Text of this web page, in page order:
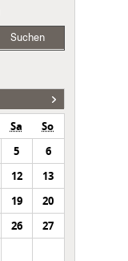
Suchen
Sa
So
5
6
12
13
19
20
26
27